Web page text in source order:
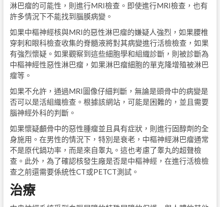
淋巴瘤的可能性，則進行MRI檢查。即使進行MRI檢查，也有
許多情況下不能找到腦膜病變。
如果中樞神經核與MRI的惡性淋巴瘤的嫌疑人強烈，如果腰椎
穿刺和眼科檢查收集的脊髓液將對其病變進行活檢檢查，如果
有強烈懷疑。如果觀察到這些細胞學和組織診斷，則被診斷為
中樞神經性惡性淋巴瘤，如果淋巴瘤細胞的單克隆增殖被淋巴
瘤等。
如果不允許，通過MRI圖像仔細判斷，無論是頭骨中的病變是
否可以是活組織檢查。根據該網站，可能是困難的，並且需要
腦神經外科的判斷。
如果懷疑顱骨中的惡性腫瘤並且具有症狀，則進行固醇劑的全
身施用。在男性的情況下，特別是衰老，中樞神經淋巴瘤通常
不是原代鍋功率，而是來自睾丸。這也考慮了睾丸的超聲檢
查。此外，為了確認核發生廠是否是中樞神經，在進行活檢檢
查之前還需要係統性CT或PETCT測試。
治療